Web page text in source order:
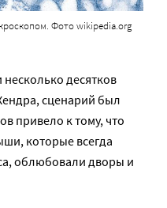
Фото wikipedia.org
несколько десятков
сценарий был
привело к тому, что
которые всегда
облюбовали дворы и